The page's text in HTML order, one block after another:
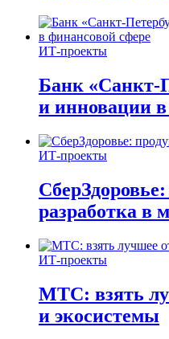
ИТ-проекты
Банк «Санкт-
и инновации
ИТ-проекты
разработка в
ИТ-проекты
МТС: взять
и экосистемы